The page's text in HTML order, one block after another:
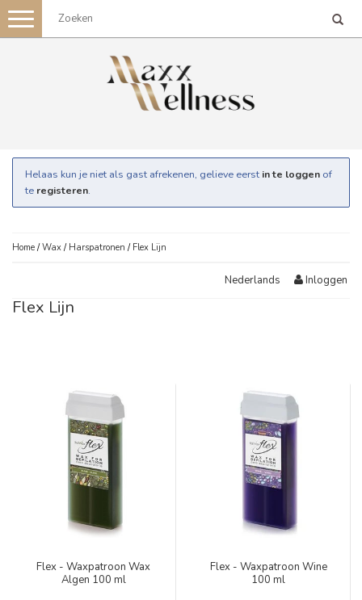
Toggle
navigation
Helaas kun je niet als gast afrekenen, gelieve eerst in te loggen of
te registeren.
Home /Wax / Harspatronen / Flex Lijn
Nederlands Inloggen
Flex Lijn
Flex - Waxpatroon Wax
Algen 100 ml
Flex - Waxpatroon Wine
100 ml